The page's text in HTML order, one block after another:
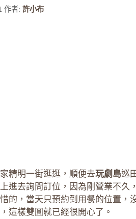
作者: 許小布
精明一街逛逛，順便去玩劇島巡
進去詢問訂位，因為剛營業不久
的，當天只預約到用餐的位置，
這樣雙圓就已經很開心了。